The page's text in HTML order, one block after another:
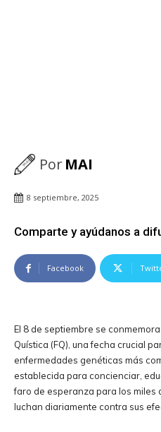
PorMAI
8 septiembre, 2025
Comparte y ayúdanos a
Facebook
El 8 de septiembre se
Quística (FQ), una fecha crucial
enfermedades genéticas más
establecida para concienciar,
faro de esperanza para los miles
luchan diariamente contra sus